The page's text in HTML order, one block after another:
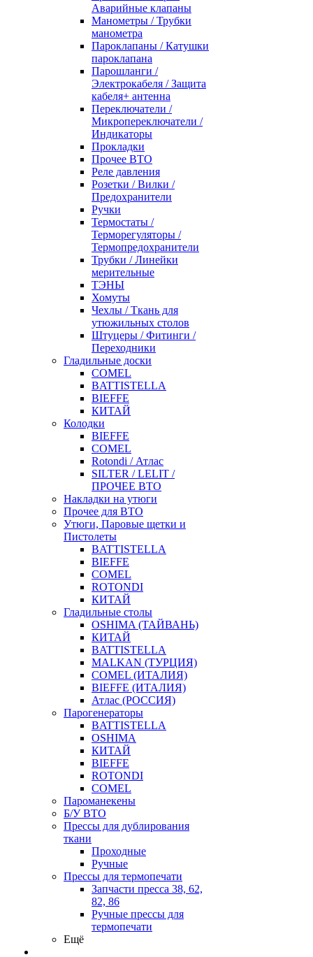
Аварийные клапаны
Манометры / Трубки
манометра
Пароклапаны / Катушки
пароклапана
Парошланги /
Электрокабеля / Защита
кабеля+ антенна
Переключатели /
Микропереключатели /
Индикаторы
Прокладки
Прочее ВТО
Реле давления
Розетки / Вилки /
Предохранители
Ручки
Термостаты /
Терморегуляторы /
Термопредохранители
Трубки / Линейки
мерительные
ТЭНЫ
Хомуты
Чехлы / Ткань для
утюжильных столов
Штуцеры / Фитинги /
Переходники
Гладильные доски
COMEL
BATTISTELLA
BIEFFE
КИТАЙ
Колодки
BIEFFE
COMEL
Rotondi / Атлас
SILTER / LELIT /
ПРОЧЕЕ ВТО
Накладки на утюги
Прочее для ВТО
Утюги, Паровые щетки и
Пистолеты
BATTISTELLA
BIEFFE
COMEL
ROTONDI
КИТАЙ
Гладильные столы
OSHIMA (ТАЙВАНЬ)
КИТАЙ
BATTISTELLA
MALKAN (ТУРЦИЯ)
COMEL (ИТАЛИЯ)
BIEFFE (ИТАЛИЯ)
Атлас (РОССИЯ)
Парогенераторы
BATTISTELLA
OSHIMA
КИТАЙ
BIEFFE
ROTONDI
COMEL
Пароманекены
Б/У ВТО
Прессы для дублирования
ткани
Проходные
Ручные
Прессы для термопечати
Запчасти пресса 38, 62,
82, 86
Ручные прессы для
термопечати
Ещё